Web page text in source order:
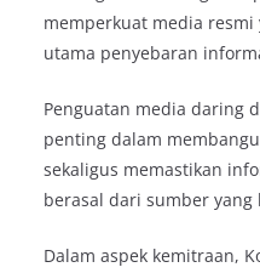
memperkuat media
utama penyebaran
Penguatan media daring
penting dalam
sekaligus memastikan
berasal dari sumber yang
Dalam aspek kemitraan,